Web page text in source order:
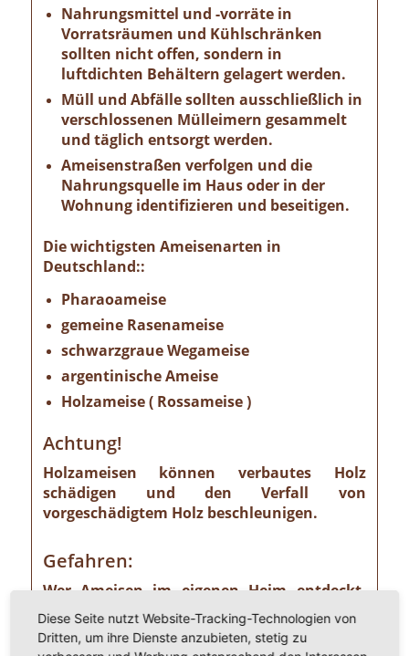
Nahrungsmittel und -vorräte in
Vorratsräumen und Kühlschränken
sollten nicht offen, sondern in
luftdichten Behältern gelagert werden.
Müll und Abfälle sollten ausschließlich in
verschlossenen Mülleimern gesammelt
und täglich entsorgt werden.
Ameisenstraßen verfolgen und die
Nahrungsquelle im Haus oder in der
Wohnung identifizieren und beseitigen.
Die wichtigsten Ameisenarten in
Deutschland::
Pharaoameise
gemeine Rasenameise
schwarzgraue Wegameise
argentinische Ameise
Holzameise ( Rossameise )
Achtung!
Holzameisen können verbautes Holz
schädigen und den Verfall von
vorgeschädigtem Holz beschleunigen.
Gefahren:
Wer Ameisen im eigenen Heim entdeckt,
sollte die Gefahr ernst nehmen. Einige
Ameisenarten sind nämlich Vorrats- und
Materialschädlinge, von denen ein nicht zu
Diese Seite nutzt Website-Tracking-Technologien von
Dritten, um ihre Dienste anzubieten, stetig zu